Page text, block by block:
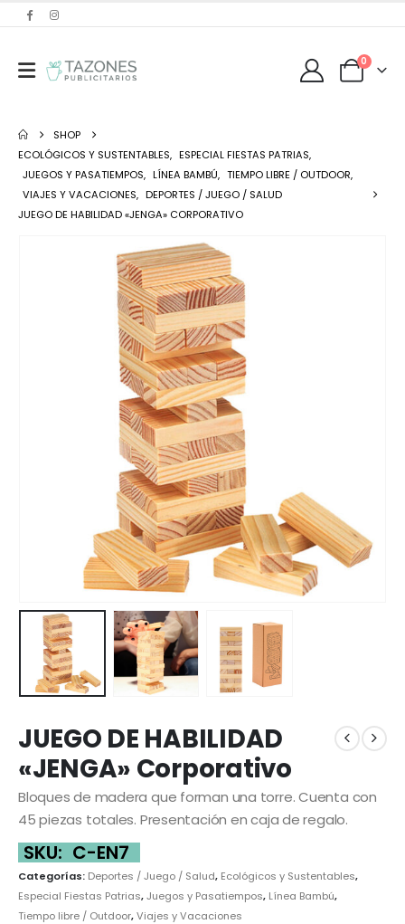
0
SHOP
ECOLÓGICOS Y SUSTENTABLES, ESPECIAL FIESTAS PATRIAS,
JUEGOS Y PASATIEMPOS, LÍNEA BAMBÚ, TIEMPO LIBRE / OUTDOOR,
VIAJES Y VACACIONES, DEPORTES / JUEGO / SALUD
JUEGO DE HABILIDAD «JENGA» CORPORATIVO
JUEGO DE HABILIDAD
«JENGA» Corporativo
Bloques de madera que forman una torre. Cuenta con
45 piezas totales. Presentación en caja de regalo.
SKU: C-EN7
Categorías: Deportes / Juego / Salud, Ecológicos y Sustentables,
Especial Fiestas Patrias,Juegos y Pasatiempos, Línea Bambú,
Tiempo libre / Outdoor,Viajes y Vacaciones